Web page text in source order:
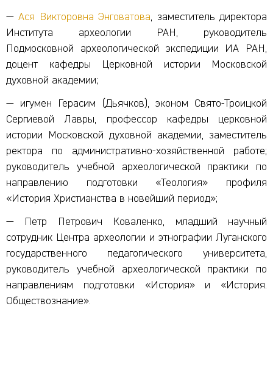
—Ася Викторовна Энговатова , заместитель директора
Института археологии РАН, руководитель
Подмосковной археологической экспедиции ИА РАН,
доцент кафедры Церковной истории Московской
духовной академии;
— игумен Герасим (Дьячков), эконом Свято-Троицкой
Сергиевой Лавры, профессор кафедры церковной
истории Московской духовной академии, заместитель
ректора по административно-хозяйственной работе;
руководитель учебной археологической практики по
направлению подготовки «Теология» профиля
«История Христианства в новейший период»;
— Петр Петрович Коваленко, младший научный
сотрудник Центра археологии и этнографии Луганского
государственного педагогического университета,
руководитель учебной археологической практики по
направлениям подготовки «История» и «История.
Обществознание».